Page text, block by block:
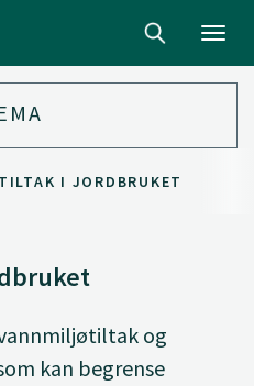
I JORDBRUKET
og
kan begrense